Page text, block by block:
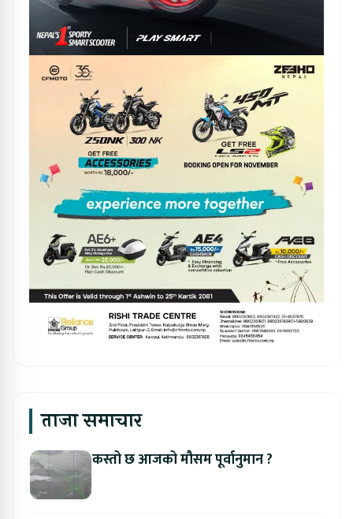
ताजा समाचार
कस्तो छ आजको मौसम पूर्वानुमान ?